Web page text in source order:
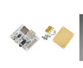
音スピカです。